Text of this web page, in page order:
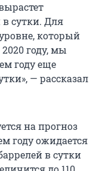
сутки. Для
который
году, мы
году еще
— рассказал
на прогноз
году ожидается
в сутки